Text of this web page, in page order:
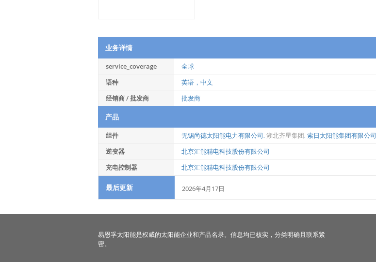
业务详情
service_coverage
全球
语种
英语，中文
经销商 / 批发商
批发商
产品
组件 无锡尚德太阳能电力有限公司,湖北齐星集团,索日太阳能集团有限公司
逆变器
北京汇能精电科技股份有限公司
充电控制器
北京汇能精电科技股份有限公司
最后更新 2026年4月17日
易恩孚太阳能是权威的太阳能企业和产品名录。信息均已核实，分类明确且联系紧
密。